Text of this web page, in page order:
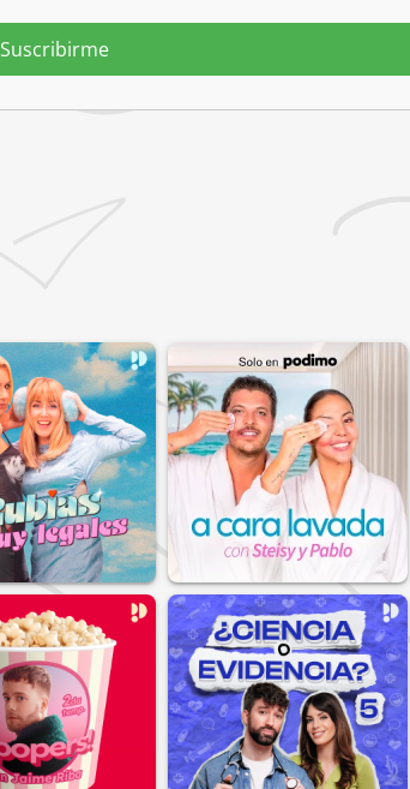
Suscribirme